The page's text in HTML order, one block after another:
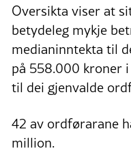
Oversikta viser at
betydeleg mykje
medianinntekta til
på 558.000 kroner
til dei gjenvalde
42 av ordførarane
million.